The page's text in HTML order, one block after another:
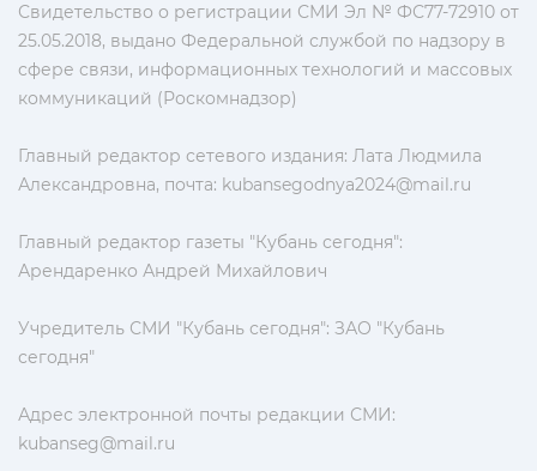
Свидетельство о регистрации СМИ Эл № ФС77-72910 от
25.05.2018, выдано Федеральной службой по надзору в
сфере связи, информационных технологий и массовых
коммуникаций (Роскомнадзор)
Главный редактор сетевого издания: Лата Людмила
Александровна, почта: kubansegodnya2024@mail.ru
Главный редактор газеты "Кубань сегодня":
Арендаренко Андрей Михайлович
Учредитель СМИ "Кубань сегодня": ЗАО "Кубань
сегодня"
Адрес электронной почты редакции СМИ:
kubanseg@mail.ru